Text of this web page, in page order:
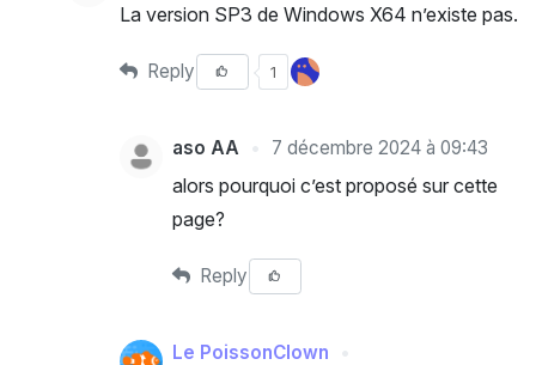
La version SP3 de Windows X64 n’existe pas.
Reply 1
aso AA 7 décembre 2024 à 09:43
alors pourquoi c’est proposé sur cette
page?
Reply
Le PoissonClown